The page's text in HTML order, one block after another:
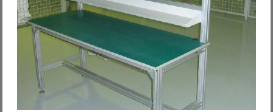
Log in with Facebook
Forgot your password?
Forgot your username?